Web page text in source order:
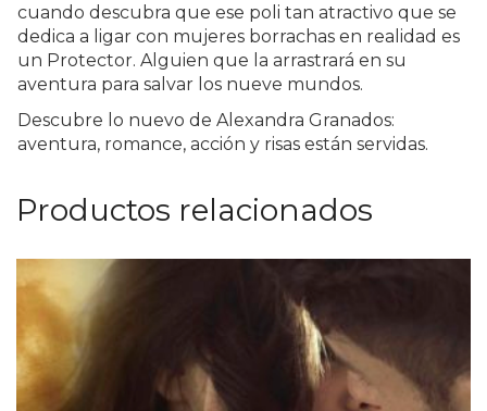
cuando descubra que ese poli tan atractivo que se
dedica a ligar con mujeres borrachas en realidad es
un Protector. Alguien que la arrastrará en su
aventura para salvar los nueve mundos.
Descubre lo nuevo de Alexandra Granados:
aventura, romance, acción y risas están servidas.
Productos relacionados